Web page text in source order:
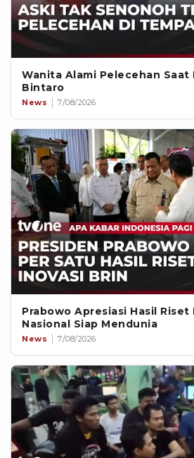
Wanita Alami Pelecehan Saat
Bintaro
News 7/08/2026
Prabowo Apresiasi Hasil Riset
Nasional Siap Mendunia
News 7/08/2026